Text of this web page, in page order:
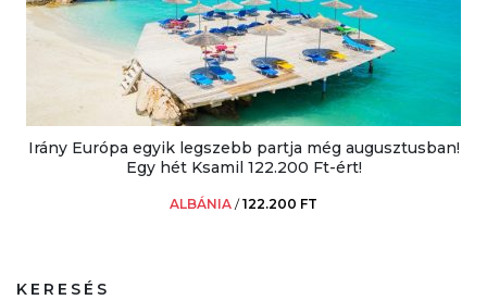
Irány Európa egyik legszebb partja még augusztusban!
Egy hét Ksamil 122.200 Ft-ért!
ALBÁNIA /122.200 FT
KERESÉS